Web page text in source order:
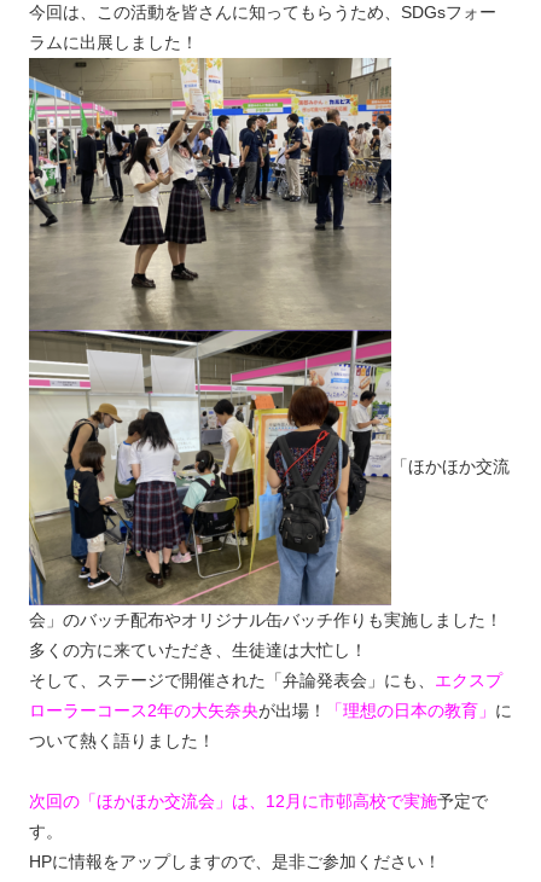
今回は、この活動を皆さんに知ってもらうため、SDGsフォー
ラムに出展しました！
「ほかほか交流
会」のバッチ配布やオリジナル缶バッチ作りも実施しました！
多くの方に来ていただき、生徒達は大忙し！
そして、ステージで開催された「弁論発表会」にも、 エクスプ
ローラーコース2年の大矢奈央が出場！ 「理想の日本の教育」 に
ついて熱く語りました！
次回の「ほかほか交流会」は、12月に市邨高校で実施予定で
す。
HPに情報をアップしますので、是非ご参加ください！